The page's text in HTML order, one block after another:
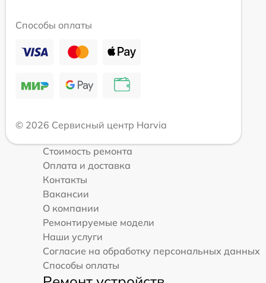
Способы оплаты
© 2026 Сервисный центр Harvia
Стоимость ремонта
Оплата и доставка
Контакты
Вакансии
О компании
Ремонтируемые модели
Наши услуги
Согласие на обработку персональных данных
Способы оплаты